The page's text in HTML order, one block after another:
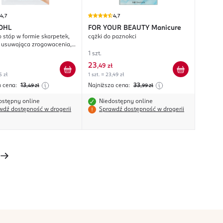
4,7
stóp w formie skarpetek,
zrogowacenia,
i ekstraktem z miodu
zł
cena: 13,49 zł
online
dostępność w drogerii
4,7
FOR YOUR BEAUTY Manicure
cążki do paznokci
1 szt.
23,49 zł
1 szt. = 23,49 zł
Najniższa cena: 33,99 zł
Niedostępny online
Sprawdź dostępność w drogerii